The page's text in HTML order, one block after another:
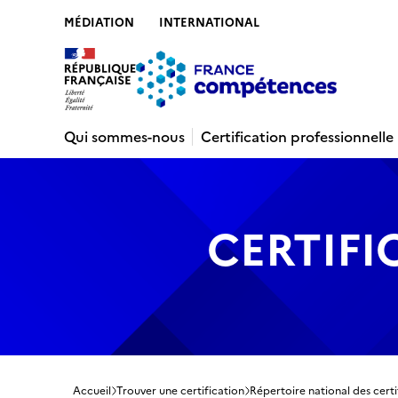
MÉDIATION INTERNATIONAL
Qui sommes-nous
Certification professionnelle
Accueil Trouver une certification Répertoire national des